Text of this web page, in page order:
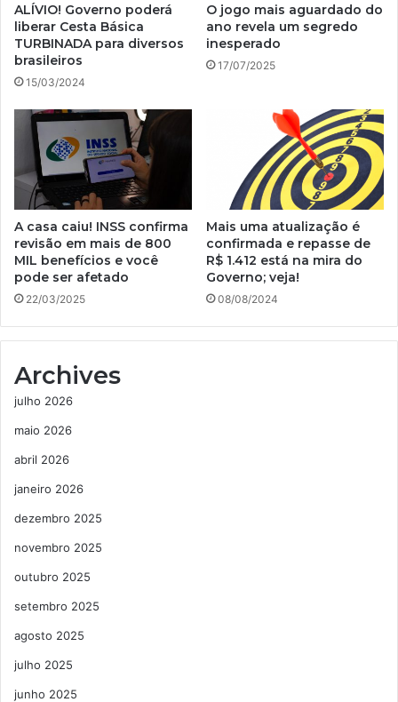
ALÍVIO! Governo poderá
liberar Cesta Básica
TURBINADA para diversos
brasileiros
15/03/2024
O jogo mais aguardado do
ano revela um segredo
inesperado
17/07/2025
A casa caiu! INSS confirma
revisão em mais de 800
MIL benefícios e você
pode ser afetado
22/03/2025
Mais uma atualização é
confirmada e repasse de
R$ 1.412 está na mira do
Governo; veja!
08/08/2024
Archives
julho 2026
maio 2026
abril 2026
janeiro 2026
dezembro 2025
novembro 2025
outubro 2025
setembro 2025
agosto 2025
julho 2025
junho 2025